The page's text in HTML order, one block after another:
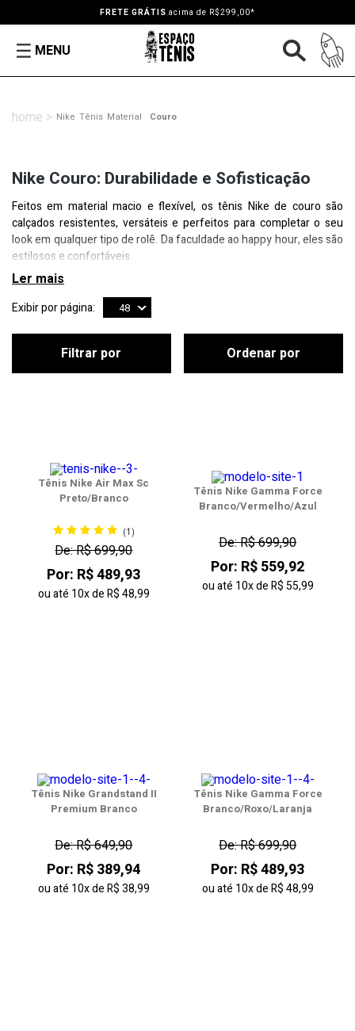
FRETE GRÁTIS acima de R$299,00*
MENU
Nike Tênis Material Couro
Nike Couro: Durabilidade e Sofisticação
Feitos em material macio e flexível, os tênis Nike de couro são
calçados resistentes, versáteis e perfeitos para completar o seu
look em qualquer tipo de rolê. Da faculdade ao happy hour, eles são
estilosos e confortáveis.
Exibir por página: 48
Filtrar por Ordenar por
Tênis Nike Air Max Sc
Preto/Branco
(1)
De: R$ 699,90
Por: R$ 489,93
ou até 10xdeR$ 48,99
Tênis Nike Gamma Force
Branco/Vermelho/Azul
De: R$ 699,90
Por: R$ 559,92
ou até 10xdeR$ 55,99
Tênis Nike Grandstand II
Premium Branco
De: R$ 649,90
Por: R$ 389,94
ou até 10xdeR$ 38,99
Tênis Nike Gamma Force
Branco/Roxo/Laranja
De: R$ 699,90
Por: R$ 489,93
ou até 10xdeR$ 48,99